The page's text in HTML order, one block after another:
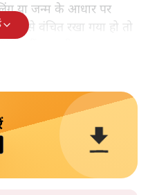
या जन्म के आधार पर
से वंचित रखा गया हो तो
नहीं बदलती।